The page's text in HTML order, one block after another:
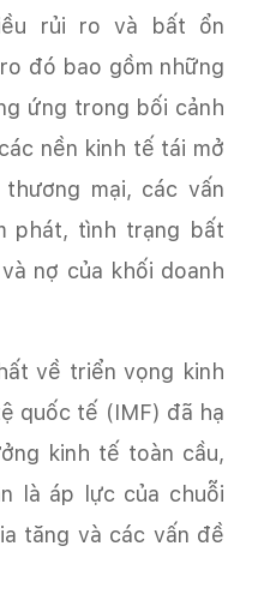
rủi ro và bất ổn
đó bao gồm những
ứng trong bối cảnh
nền kinh tế tái mở
mại, các vấn
phát, tình trạng bất
nợ của khối doanh
về triển vọng kinh
quốc tế (IMF) đã hạ
kinh tế toàn cầu,
là áp lực của chuỗi
tăng và các vấn đề